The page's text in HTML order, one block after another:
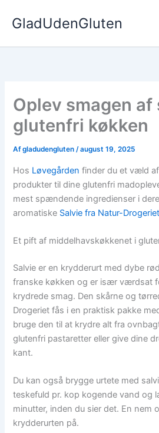
GladUdenGluten
Oplev smagen
glutenfri køkken
Afgladudengluten/august 19, 2025
Hos Løvegården finder du et væld
produkter til dine glutenfri
mest spændende ingredienser i
aromatiske Salvie fra Natur-Drogeriet
Et pift af middelhavskøkkenet i
Salvie er en krydderurt med dybe
franske køkken og er især værdsat
krydrede smag. Den skårne og
Drogeriet fås i en praktisk pakke
bruge den til at krydre alt fra
glutenfri pastaretter eller give dine
kant.
Du kan også brygge urtete med
teskefuld pr. kop kogende vand og
minutter, inden du sier det. En nem
krydderurten på.